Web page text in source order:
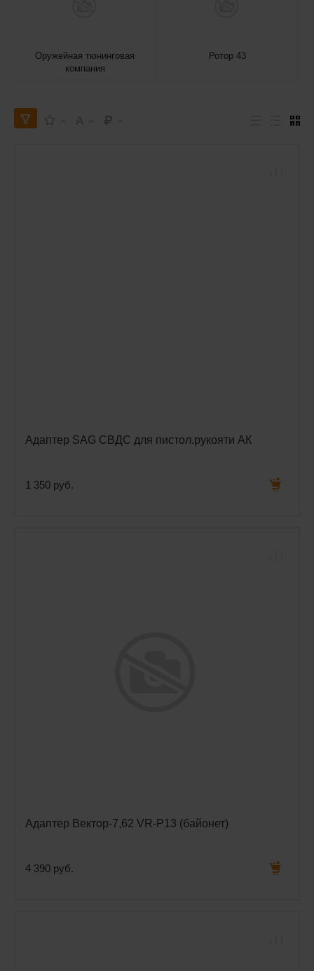
Оружейная тюнинговая
компания
Ротор 43
A
Адаптер SAG СВДС для пистол.рукояти АК
1 350 руб.
Адаптер Вектор-7,62 VR-P13 (байонет)
4 390 руб.